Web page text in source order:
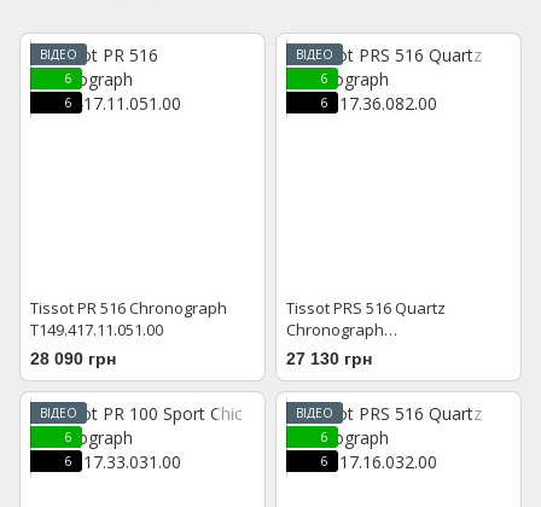
ВІДЕО
6
6
Tissot PR 516 Chronograph
T149.417.11.051.00
28 090 грн
ВІДЕО
6
6
Tissot PRS 516 Quartz
Chronograph
T131.617.36.082.00
27 130 грн
ВІДЕО
6
6
ВІДЕО
6
6